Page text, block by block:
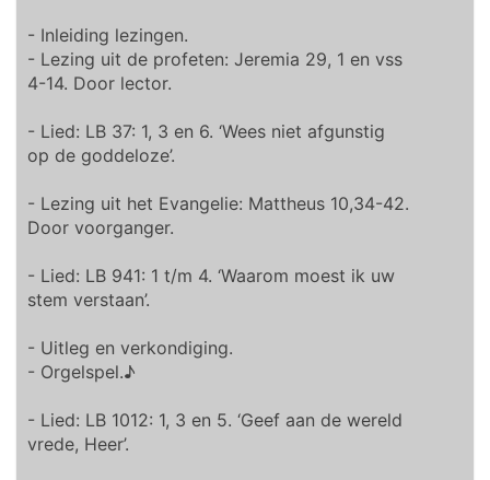
- Inleiding lezingen.
- Lezing uit de profeten: Jeremia 29, 1 en vss
4-14. Door lector.
- Lied: LB 37: 1, 3 en 6. ‘Wees niet afgunstig
op de goddeloze’.
- Lezing uit het Evangelie: Mattheus 10,34-42.
Door voorganger.
- Lied: LB 941: 1 t/m 4. ‘Waarom moest ik uw
stem verstaan’.
- Uitleg en verkondiging.
- Orgelspel.♪
- Lied: LB 1012: 1, 3 en 5. ‘Geef aan de wereld
vrede, Heer’.